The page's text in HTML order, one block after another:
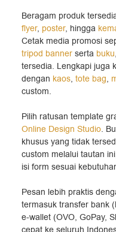
Beragam produk
flyer, poster, hingga
Cetak media promosi
tripod banner serta buku,
tersedia. Lengkapi juga
dengan kaos, tote bag,
custom.
Pilih ratusan template
Online Design Studio.
khusus yang tidak
custom melalui tautan
isi form sesuai
Pesan lebih praktis
termasuk transfer bank
e-wallet (OVO, GoPay,
cepat ke seluruh